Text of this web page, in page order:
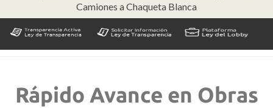
Camiones a Chaqueta Blanca
Rápido Avance en Obras